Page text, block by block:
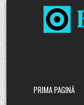
Skip
to
content
PRIMA PAGINĂ